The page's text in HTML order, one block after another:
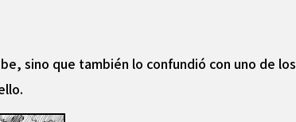
sino que también lo confundió con uno de los